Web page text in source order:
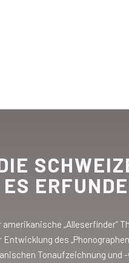
„Alleserfinder“
des
Tonaufzeichnung und